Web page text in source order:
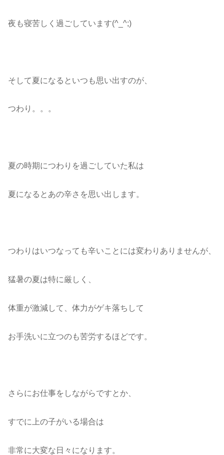
夜も寝苦しく過ごしています(^_^;)
そして夏になるといつも思い出すのが、
つわり。。。
夏の時期につわりを過ごしていた私は
夏になるとあの辛さを思い出します。
つわりはいつなっても辛いことには変わりありませんが、
猛暑の夏は特に厳しく、
体重が激減して、体力がゲキ落ちして
お手洗いに立つのも苦労するほどです。
さらにお仕事をしながらですとか、
すでに上の子がいる場合は
非常に大変な日々になります。